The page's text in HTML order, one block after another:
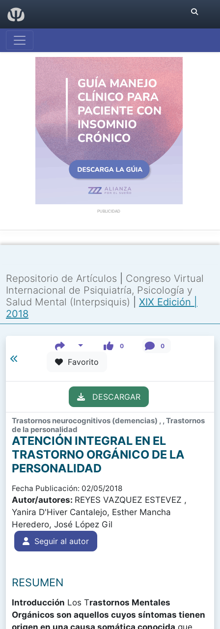
PUBLICIDAD
Repositorio de Artículos
Congreso Virtual
Internacional de Psiquiatría, Psicología y
Salud Mental (Interpsiquis)
XIX Edición |
2018
0 0
Favorito
DESCARGAR
Trastornos neurocognitivos (demencias) , , Trastornos
de la personalidad
ATENCIÓN INTEGRAL EN EL
TRASTORNO ORGÁNICO DE LA
PERSONALIDAD
Fecha Publicación: 02/05/2018
Autor/autores: REYES VAZQUEZ ESTEVEZ ,
Yanira D'Hiver Cantalejo, Esther Mancha
Heredero, José López Gil
Seguir al autor
RESUMEN
Introducción Los Trastornos Mentales
Orgánicos son aquellos cuyos síntomas tienen